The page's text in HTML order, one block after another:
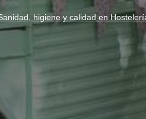
higiene y calidad en